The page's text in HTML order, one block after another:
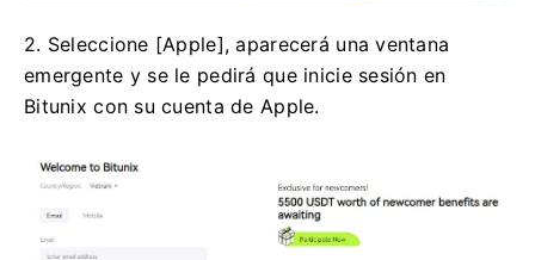
2. Seleccione [Apple], aparecerá una ventana
emergente y se le pedirá que inicie sesión en
Bitunix con su cuenta de Apple.